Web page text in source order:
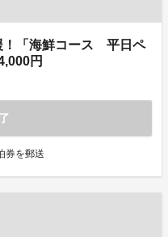
！「海鮮コース 平日ペ
円
券を郵送